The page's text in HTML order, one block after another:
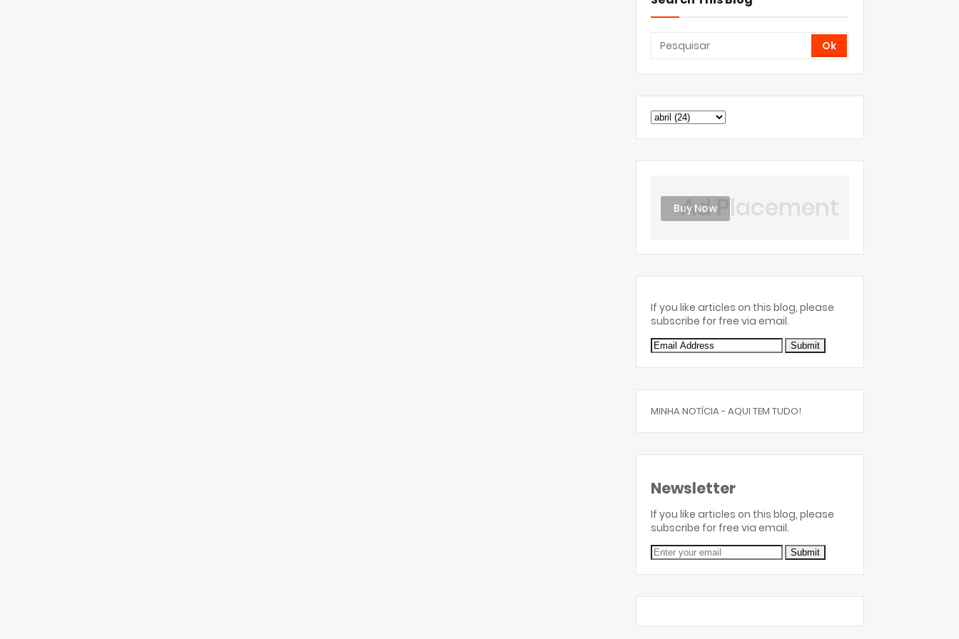
Buy Now
Ad Placement
If you like articles on this blog, please
subscribe for free via email.
MINHA NOTÍCIA - AQUI TEM TUDO!
Newsletter
If you like articles on this blog, please
subscribe for free via email.